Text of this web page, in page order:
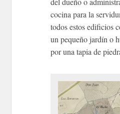
cocina para la
todos estos edificios
un pequeño jardín o
por una tapia de